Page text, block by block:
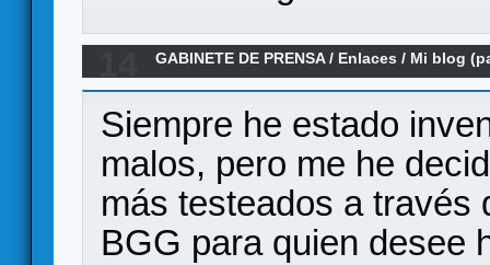
GABINETE DE PRENSA/ Enlaces / Mi blog
Siempre he estado
malos, pero me he
más testeados a través
BGG para quien desee